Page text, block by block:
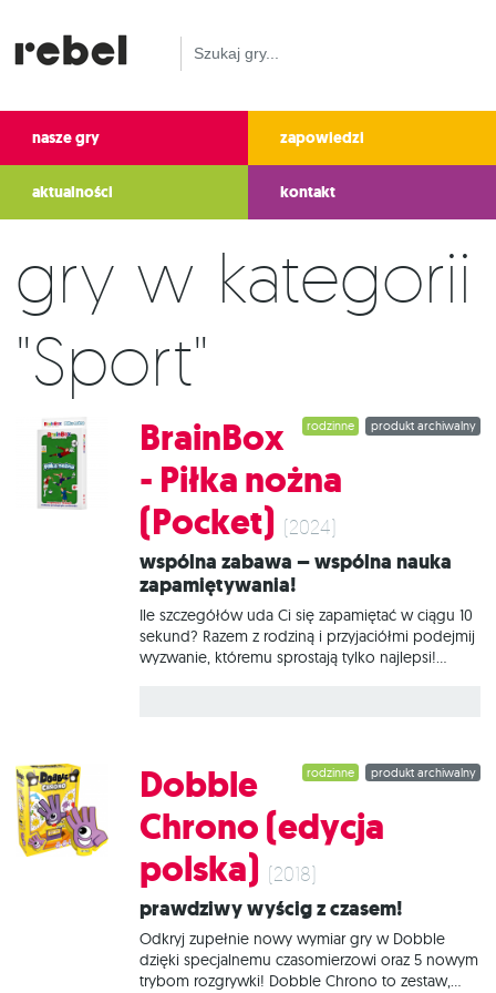
nasze gry zapowiedzi
aktualności kontakt
Gry w kategorii
"Sport"
produkt archiwalny
rodzinne
BrainBox
- Piłka nożna
(Pocket) (2024)
Wspólna zabawa – wspólna nauka
zapamiętywania!
Ile szczegółów uda Ci się zapamiętać w ciągu 10
sekund? Razem z rodziną i przyjaciółmi podejmij
wyzwanie, któremu sprostają tylko najlepsi!
(Pocket) to nie lada wyzwanie dla wszystkich
fanów futbolu. Na 40 kartach znajdziesz 312 pytań
dotyczących słynnych klubów piłkarskich i
najpopularniejszych piłkarzy z całego świata. Na
czym to polega? Weź kartę z pudełka i odwróć
klepsydrę. Przyglądaj się obrazkowi na karcie tak
długo, jak przesypuje się piasek. Możesz
przekręcić klepsydrę jeszcze raz, jeśli
potrzebujesz więcej czasu. Przekaż kartę
produkt archiwalny
rodzinne
Dobble
Chrono (edycja
polska) (2018)
Prawdziwy wyścig z czasem!
Odkryj zupełnie nowy wymiar gry w Dobble
dzięki specjalnemu czasomierzowi oraz 5 nowym
trybom rozgrywki! Dobble Chrono to zestaw,